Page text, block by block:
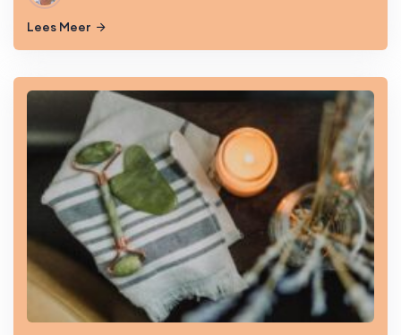
Lees Meer